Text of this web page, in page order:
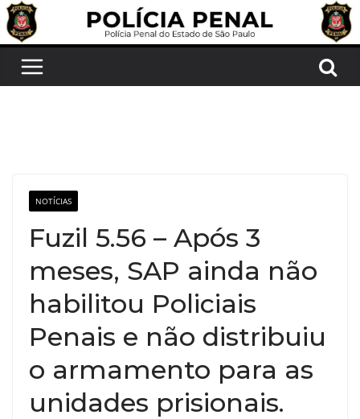
Pular
para
conteúdo
NOTÍCIAS
Fuzil 5.56 – Após 3
meses, SAP ainda não
habilitou Policiais
Penais e não distribuiu
o armamento para as
unidades prisionais.